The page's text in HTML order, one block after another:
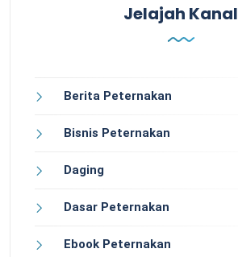
Jelajah Kanal
Berita Peternakan
Bisnis Peternakan
Daging
Dasar Peternakan
Ebook Peternakan